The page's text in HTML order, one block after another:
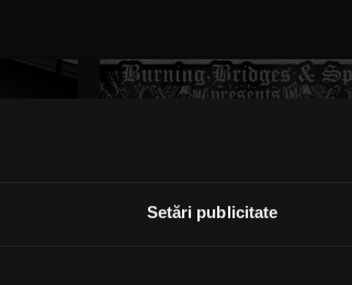
Setări publicitate